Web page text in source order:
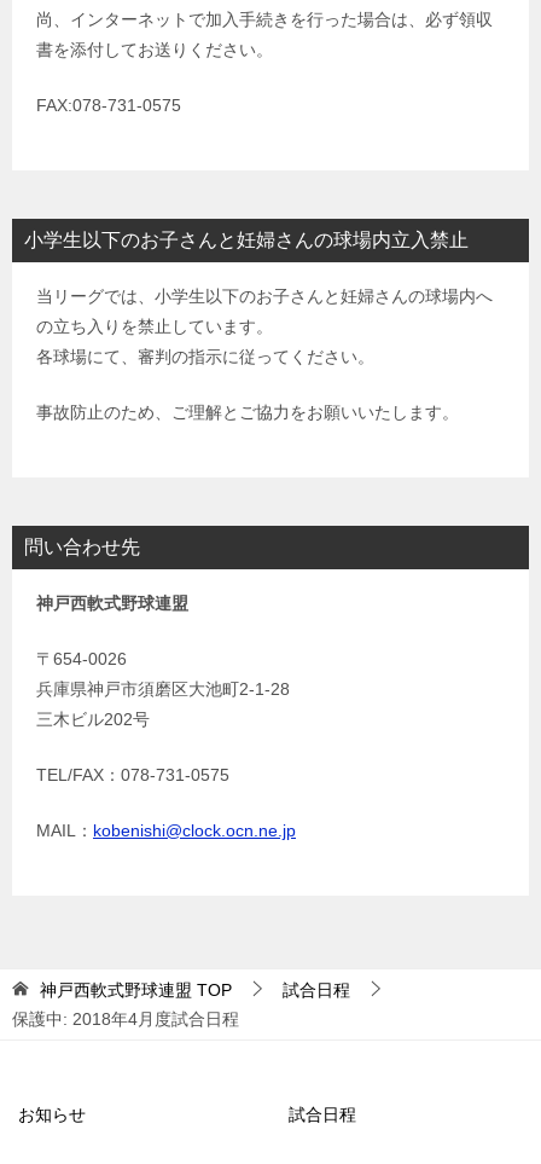
尚、インターネットで加入手続きを行った場合は、必ず領収
書を添付してお送りください。
FAX:078-731-0575
小学生以下のお子さんと妊婦さんの球場内立入禁止
当リーグでは、小学生以下のお子さんと妊婦さんの球場内へ
の立ち入りを禁止しています。
各球場にて、審判の指示に従ってください。
事故防止のため、ご理解とご協力をお願いいたします。
問い合わせ先
神戸西軟式野球連盟
〒654-0026
兵庫県神戸市須磨区大池町2-1-28
三木ビル202号
TEL/FAX：078-731-0575
MAIL： kobenishi@clock.ocn.ne.jp
神戸西軟式野球連盟 TOP
試合日程
保護中: 2018年4月度試合日程
お知らせ 試合日程